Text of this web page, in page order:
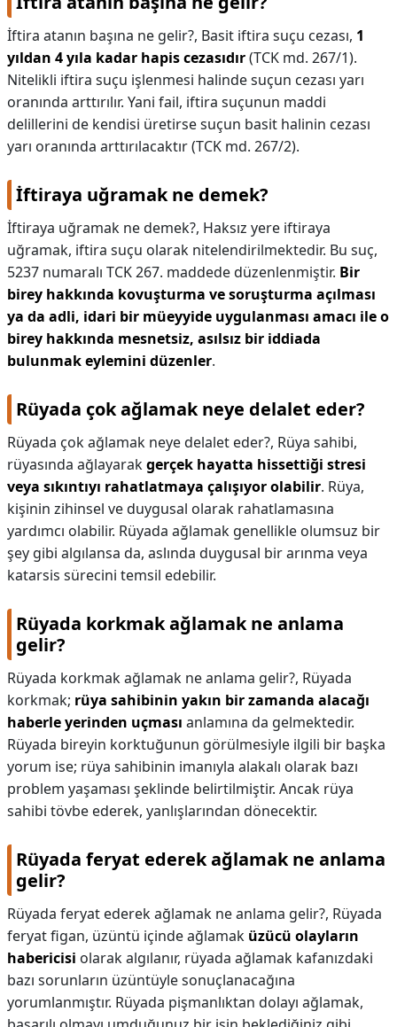
İftira atanın başına ne gelir?, Basit iftira suçu cezası, 1
yıldan 4 yıla kadar hapis cezasıdır(TCK md. 267/1).
Nitelikli iftira suçu işlenmesi halinde suçun cezası yarı
oranında arttırılır. Yani fail, iftira suçunun maddi
delillerini de kendisi üretirse suçun basit halinin cezası
yarı oranında arttırılacaktır (TCK md. 267/2).
İftiraya uğramak ne demek?
İftiraya uğramak ne demek?, Haksız yere iftiraya
uğramak, iftira suçu olarak nitelendirilmektedir. Bu suç,
5237 numaralı TCK 267. maddede düzenlenmiştir. Bir
birey hakkında kovuşturma ve soruşturma açılması
ya da adli, idari bir müeyyide uygulanması amacı ile o
birey hakkında mesnetsiz, asılsız bir iddiada
bulunmak eylemini düzenler.
Rüyada çok ağlamak neye delalet eder?
Rüyada çok ağlamak neye delalet eder?, Rüya sahibi,
rüyasında ağlayarakgerçek hayatta hissettiği stresi
veya sıkıntıyı rahatlatmaya çalışıyor olabilir. Rüya,
kişinin zihinsel ve duygusal olarak rahatlamasına
yardımcı olabilir. Rüyada ağlamak genellikle olumsuz bir
şey gibi algılansa da, aslında duygusal bir arınma veya
katarsis sürecini temsil edebilir.
Rüyada korkmak ağlamak ne anlama
gelir?
Rüyada korkmak ağlamak ne anlama gelir?, Rüyada
korkmak; rüya sahibinin yakın bir zamanda alacağı
haberle yerinden uçması anlamına da gelmektedir.
Rüyada bireyin korktuğunun görülmesiyle ilgili bir başka
yorum ise; rüya sahibinin imanıyla alakalı olarak bazı
problem yaşaması şeklinde belirtilmiştir. Ancak rüya
sahibi tövbe ederek, yanlışlarından dönecektir.
Rüyada feryat ederek ağlamak ne anlama
gelir?
Rüyada feryat ederek ağlamak ne anlama gelir?, Rüyada
feryat figan, üzüntü içinde ağlamak üzücü olayların
habericisi olarak algılanır, rüyada ağlamak kafanızdaki
bazı sorunların üzüntüyle sonuçlanacağına
yorumlanmıştır. Rüyada pişmanlıktan dolayı ağlamak,